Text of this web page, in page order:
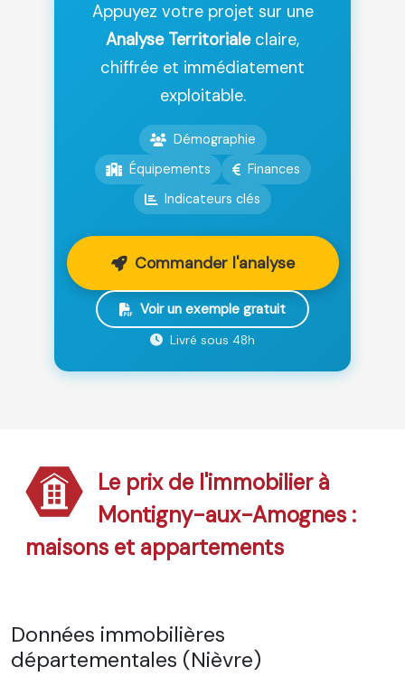
Appuyez votre projet sur une
Analyse Territorialeclaire,
chiffrée et immédiatement
exploitable.
Démographie
Équipements
Finances
Indicateurs clés
Commander l'analyse
Voir un exemple gratuit
Livré sous 48h
Le prix de l'immobilier à
Montigny-aux-Amognes :
maisons et appartements
Données immobilières
départementales (Nièvre)